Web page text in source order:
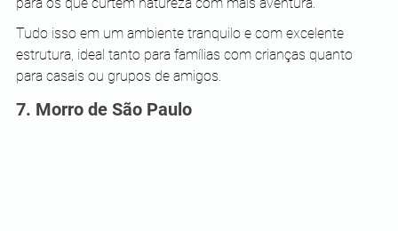
Tudo isso em um ambiente tranquilo e com excelente
estrutura, ideal tanto para famílias com crianças quanto
para casais ou grupos de amigos.
7. Morro de São Paulo